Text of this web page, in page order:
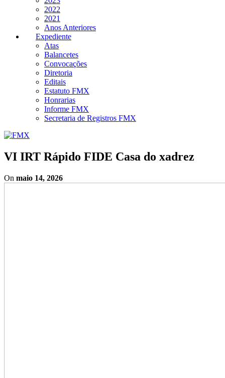
2022
2021
Anos Anteriores
Expediente
Atas
Balancetes
Convocações
Diretoria
Editais
Estatuto FMX
Honrarias
Informe FMX
Secretaria de Registros FMX
VI IRT Rápido FIDE Casa do xadrez
On maio 14, 2026